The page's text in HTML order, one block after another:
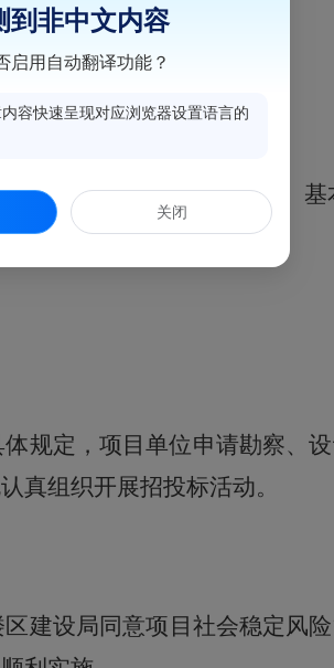
速度0.1g
程建设其他费用401.5万元、基
规定，项目单位申请勘察、
真组织开展招投标活动。
区建设局同意项目社会稳定风
到非中文内容
启用自动翻译功能？
容快速呈现对应浏览器设置语言的
关闭